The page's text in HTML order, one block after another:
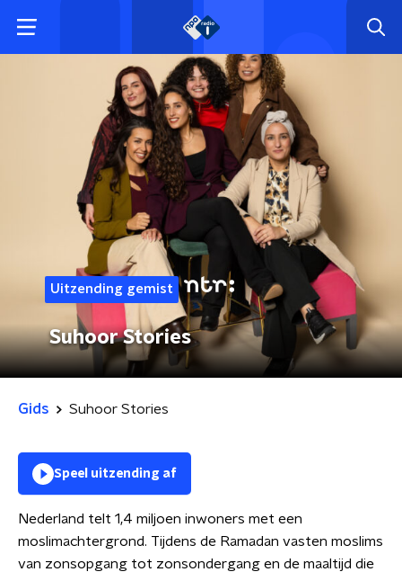
Uitzending gemist
Suhoor Stories
Gids Suhoor Stories
Speel uitzending af
Nederland telt 1,4 miljoen inwoners met een
moslimachtergrond. Tijdens de Ramadan vasten moslims
van zonsopgang tot zonsondergang en de maaltijd die